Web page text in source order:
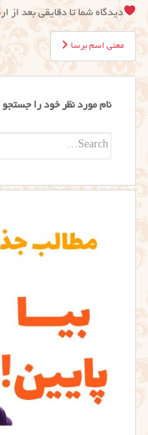
دیدگاه شما تا دقایقی بعد از
راهبری
نوشته
معنی اسم برسا
نام مورد نظر خود را جستجو
Search